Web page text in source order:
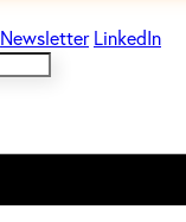
Newsletter LinkedIn